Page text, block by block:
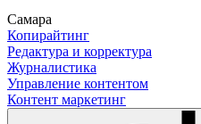
Самара
Копирайтинг
Редактура и корректура
Журналистика
Управление контентом
Контент маркетинг